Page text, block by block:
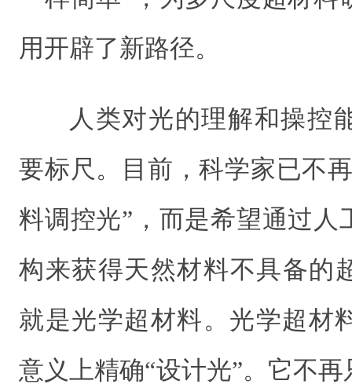
用开辟了新路径。
人类对光的理解和操控
要标尺。目前，科学家已不
料调控光”，而是希望通过人
构来获得天然材料不具备
就是光学超材料。光学超材
意义上精确“设计光”。它不